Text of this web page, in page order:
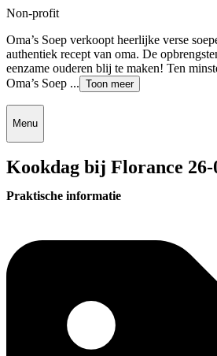
Non-profit
Oma’s Soep verkoopt heerlijke verse
authentiek recept van oma. De
eenzame ouderen blij te maken! Ten
Oma’s Soep ... Toon meer
Menu
Kookdag bij Florance 26-
Praktische informatie